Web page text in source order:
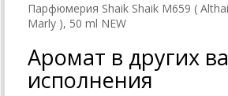
Парфюмерия Shaik Shaik M659 (
Marly ), 50 ml NEW
Аромат в других
исполнения